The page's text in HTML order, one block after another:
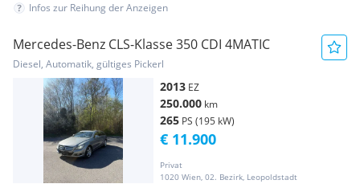
Infos zur Reihung der Anzeigen
Mercedes-Benz CLS-Klasse 350 CDI 4MATIC
Diesel, Automatik, gültiges Pickerl
2013 EZ
250.000 km
265 PS (195 kW)
Privat
1020 Wien, 02. Bezirk, Leopoldstadt
€ 11.900